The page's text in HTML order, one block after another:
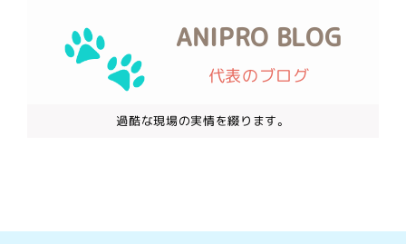
ANIPRO BLOG
代表のブログ
過酷な現場の実情を綴ります。